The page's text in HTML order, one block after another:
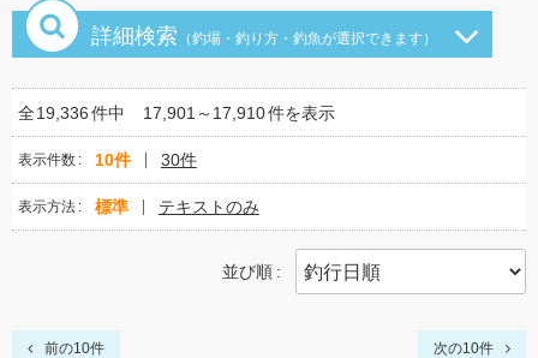
詳細検索 （釣場・釣り方・釣魚が選択できます）
全19,336件中 17,901～17,910件を表示
表示件数 10件 30件
表示方法 標準 テキストのみ
並び順
前の10件 次の10件